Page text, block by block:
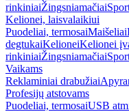
rinkiniaiŽingsniamačiai
Kelionei, laisvalaikiui
Puodeliai, termosaiMaišeliai
degtukaiKelioneiKelionei
rinkiniaiŽingsniamačiai
Vaikams
Reklaminiai drabužiai
Profesijų atstovams
Puodeliai, termosaiUSB